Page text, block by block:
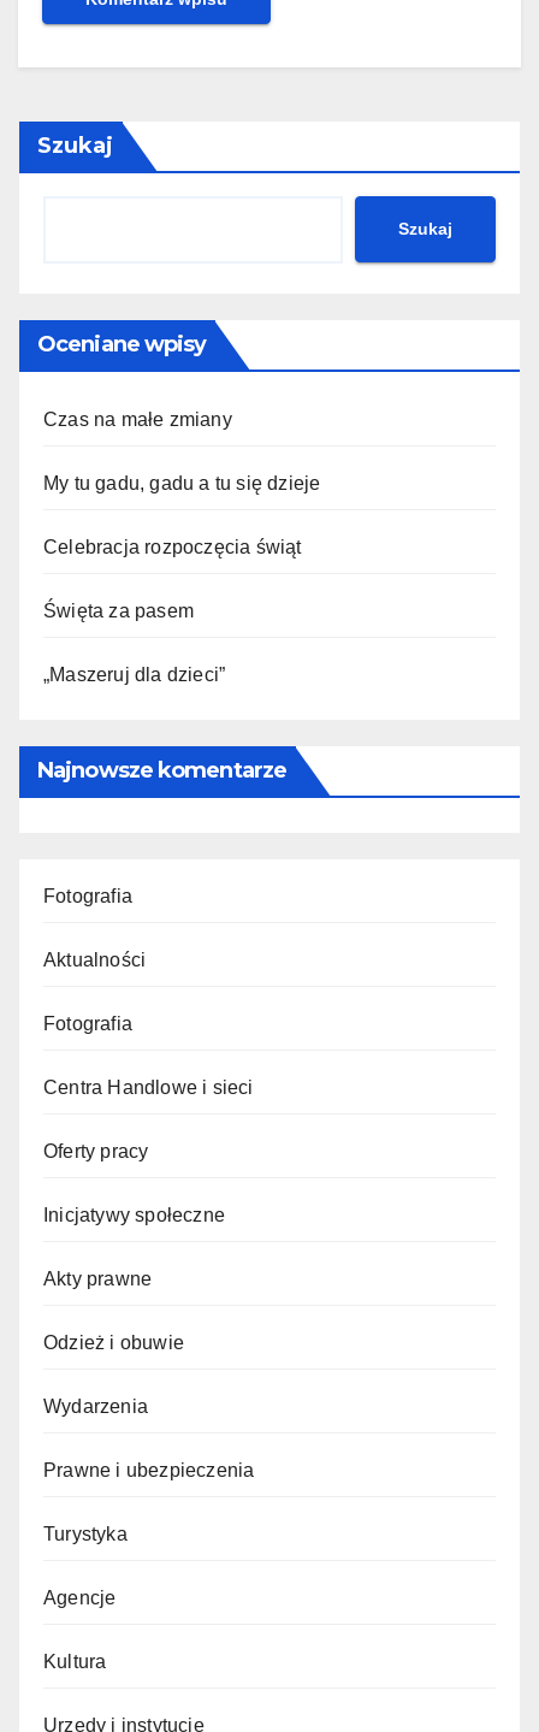
Szukaj
Szukaj
Oceniane wpisy
Czas na małe zmiany
My tu gadu, gadu a tu się dzieje
Celebracja rozpoczęcia świąt
Święta za pasem
„Maszeruj dla dzieci”
Najnowsze komentarze
Fotografia
Aktualności
Fotografia
Centra Handlowe i sieci
Oferty pracy
Inicjatywy społeczne
Akty prawne
Odzież i obuwie
Wydarzenia
Prawne i ubezpieczenia
Turystyka
Agencje
Kultura
Urzędy i instytucje